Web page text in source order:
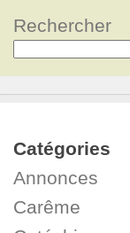
Rechercher
Catégories
Annonces
Carême